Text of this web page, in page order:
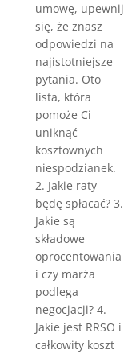
umowę, upewnij
się, że znasz
odpowiedzi na
najistotniejsze
pytania. Oto
lista, która
pomoże Ci
uniknąć
kosztownych
niespodzianek.
2. Jakie raty
będę spłacać? 3.
Jakie są
składowe
oprocentowania
i czy marża
podlega
negocjacji? 4.
Jakie jest RRSO i
całkowity koszt